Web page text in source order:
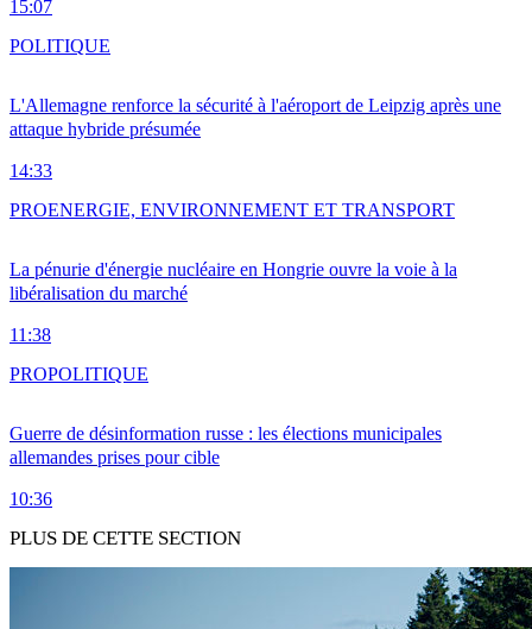
15:07
L'Allemagne renforce la sécurité à l'aéroport de Leipzig après une
attaque hybride présumée
14:33
POLITIQUE
La pénurie d'énergie nucléaire en Hongrie ouvre la voie à la
libéralisation du marché
11:38
PROENERGIE, ENVIRONNEMENT ET TRANSPORT
Guerre de désinformation russe : les élections municipales
allemandes prises pour cible
10:36
PROPOLITIQUE
PLUS DE CETTE SECTION